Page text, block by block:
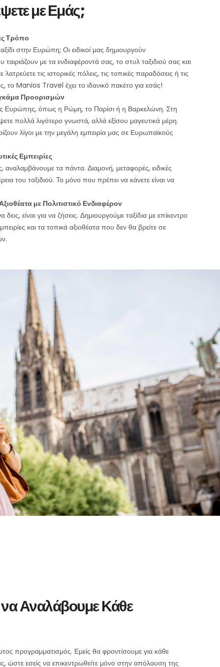
με Εμάς;
Τρόπο
στην Ευρώπη; Οι ειδικοί μας δημιουργούν
με τα ενδιαφέροντά σας, το στυλ ταξιδιού σας και
τις ιστορικές πόλεις, τις τοπικές παραδόσεις ή τις
το Manios Travel έχει το ιδανικό πακέτο για εσάς!
Προορισμών
Ευρώπης, όπως η Ρώμη, το Παρίσι ή η Βαρκελώνη. Στη
πολλά λιγότερο γνωστά, αλλά εξίσου μαγευτικά μέρη.
λίγοι με την μεγάλη εμπειρία μας σε Ευρωπαϊκούς
Εμπειρίες
αναλαμβάνουμε τα πάντα. Διαμονή, μεταφορές, ειδικές
του ταξιδιού. Το μόνο που πρέπει να κάνετε είναι να
με Πολιτιστικό Ενδιαφέρον
δεις, είναι για να ζήσεις. Δημιουργούμε ταξίδια με επίκεντρο
και τα τοπικά αξιοθέατα που δεν θα βρείτε σε
Αναλάβουμε Κάθε
προγραμματισμός. Εμείς θα φροντίσουμε για κάθε
ώστε εσείς να επικεντρωθείτε μόνο στην απόλαυση της